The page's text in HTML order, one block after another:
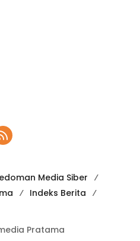
Media Siber
Indeks Berita
Pratama